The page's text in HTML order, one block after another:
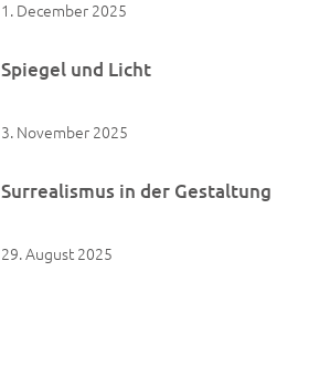
1. December 2025
Spiegel und Licht
3. November 2025
Surrealismus in der Gestaltung
29. August 2025